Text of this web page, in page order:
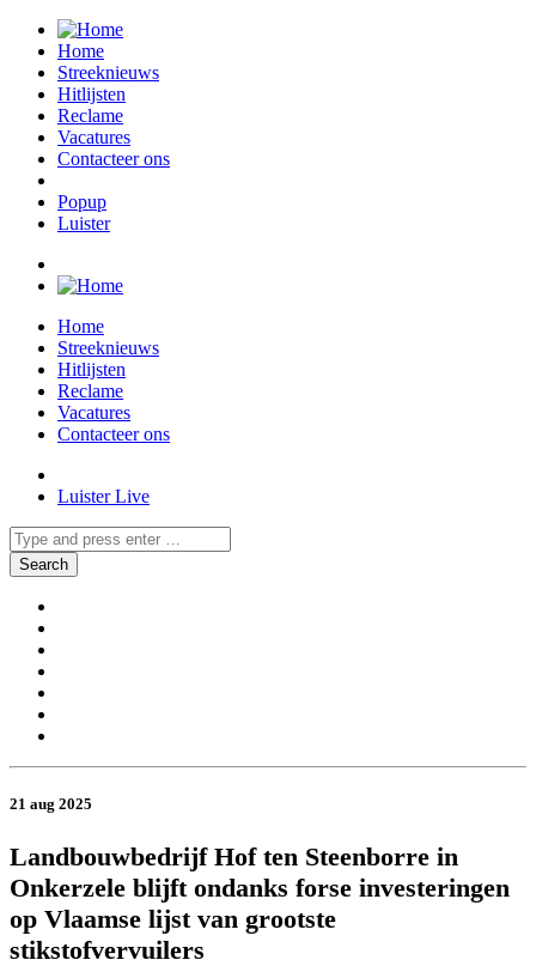
Home
Streeknieuws
Hitlijsten
Reclame
Vacatures
Contacteer ons
Popup
Luister
Home
Streeknieuws
Hitlijsten
Reclame
Vacatures
Contacteer ons
Luister Live
21 aug 2025
Landbouwbedrijf Hof ten Steenborre in
Onkerzele blijft ondanks forse investeringen
op Vlaamse lijst van grootste
stikstofvervuilers